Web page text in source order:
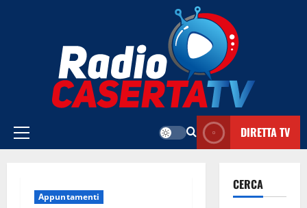
Menu
DIRETTA TV
Appuntamenti
CERCA